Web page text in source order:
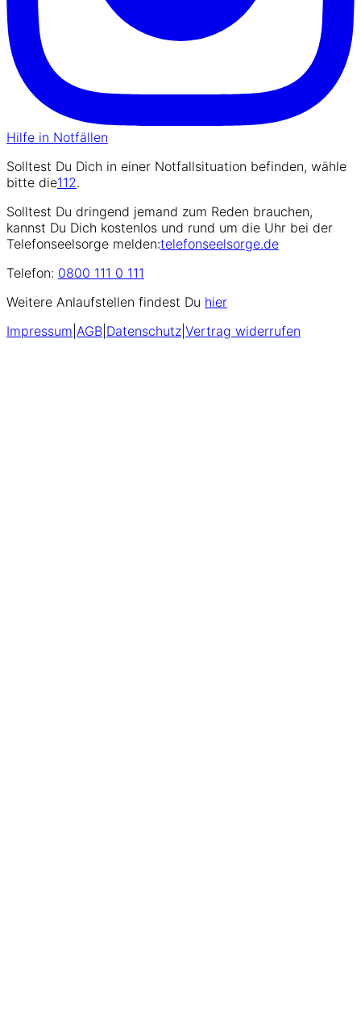
Hilfe in Notfällen
Solltest Du Dich in einer Notfallsituation befinden, wähle
bitte die112.
Solltest Du dringend jemand zum Reden brauchen,
kannst Du Dich kostenlos und rund um die Uhr bei der
Telefonseelsorge melden:telefonseelsorge.de
Telefon: 0800 111 0 111
Weitere Anlaufstellen findest Du hier
Impressum AGB Datenschutz Vertrag widerrufen